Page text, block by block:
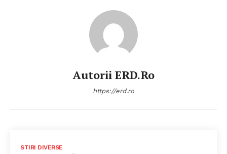
Autorii ERD.ro
https://erd.ro
STIRI DIVERSE